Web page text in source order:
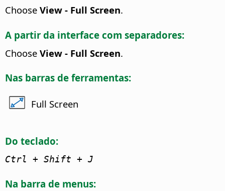
Choose View - Full Screen.
A partir da interface com separadores:
Choose View - Full Screen.
Nas barras de ferramentas:
Full Screen
Do teclado:
Ctrl + Shift + J
Na barra de menus: